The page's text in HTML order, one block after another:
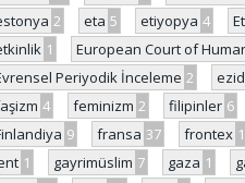
2 eta 5 etiyopya 4
1 European Court of
Periyodik İnceleme 2
4 feminizm 2 filipinler 6
9 fransa 37 frontex 1
1 gayrimüslim 7 gaza 1